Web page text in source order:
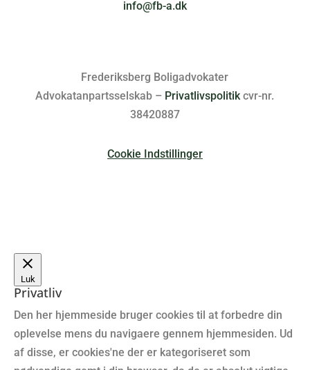
info@fb-a.dk
Frederiksberg Boligadvokater
Advokatanpartsselskab – Privatlivspolitikcvr-nr.
38420887
Cookie Indstillinger
Luk
Privatliv
Den her hjemmeside bruger cookies til at forbedre din
oplevelse mens du navigaere gennem hjemmesiden. Ud
af disse, er cookies'ne der er kategoriseret som